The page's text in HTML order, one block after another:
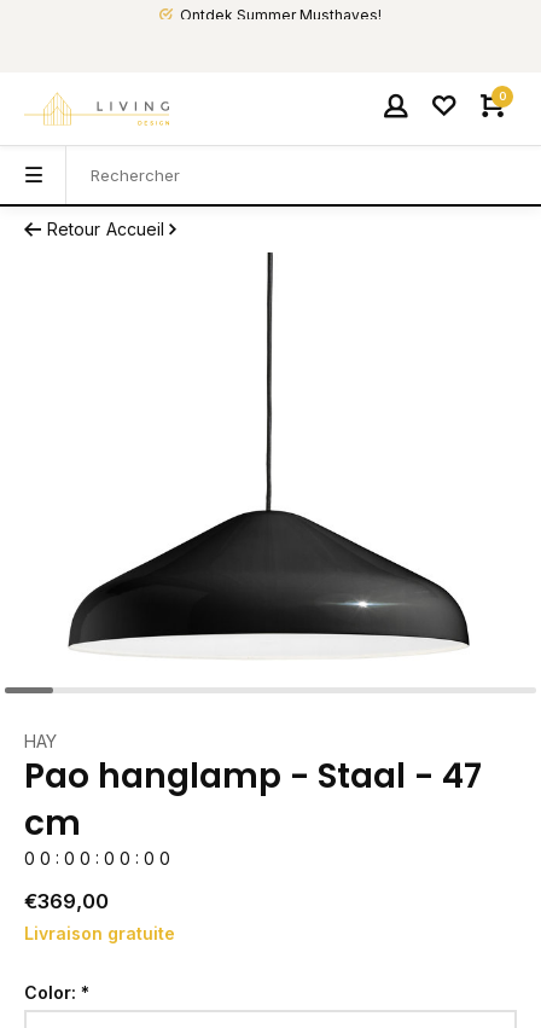
Ontdek Summer Musthaves!
0
Retour Accueil
HAY
Pao hanglamp - Staal - 47
cm
0 0 : 0 0 : 0 0 : 0 0
€369,00
Livraison gratuite
Color: *